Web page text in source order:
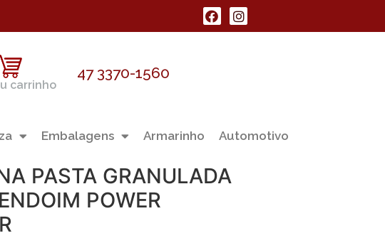
carrinho
47 3370-1560
Embalagens Armarinho Automotivo
PASTA GRANULADA
POWER